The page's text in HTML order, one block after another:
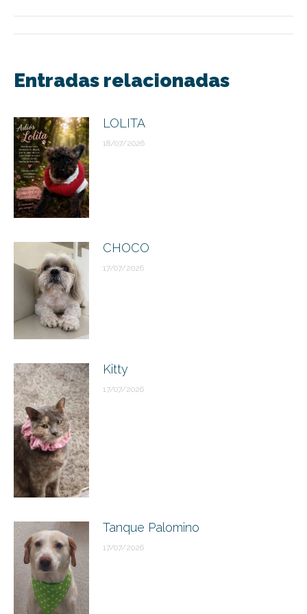
Navegación
entre
Entradas relacionadas
LOLITA
18/07/2026
CHOCO
17/07/2026
Kitty
17/07/2026
Tanque Palomino
17/07/2026